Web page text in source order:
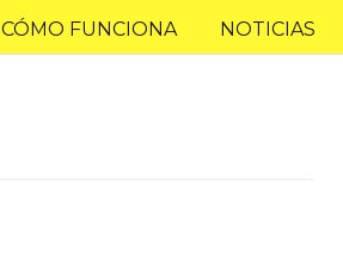
CÓMO FUNCIONA NOTICIAS